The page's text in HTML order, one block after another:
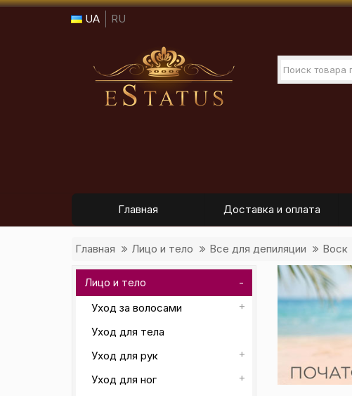
UA RU
Главная Доставка и оплата
Главная Лицо и тело Все для депиляции Воск
Лицо и тело
Уход за волосами
Уход для тела
Уход для рук
Уход для ног